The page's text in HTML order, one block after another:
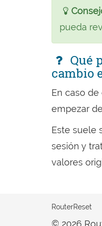
pueda
Qué
cambio
En caso
empezar
Este suele
sesión y
valores
RouterReset
© 2026